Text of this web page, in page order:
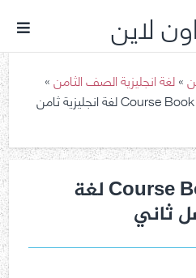
لاين
»لغة انجليزية الصف الثامن»
كتاب الطالب Course Book لغة انجليزية ثامن
كتاب الطالب Course Book لغة
ثاني